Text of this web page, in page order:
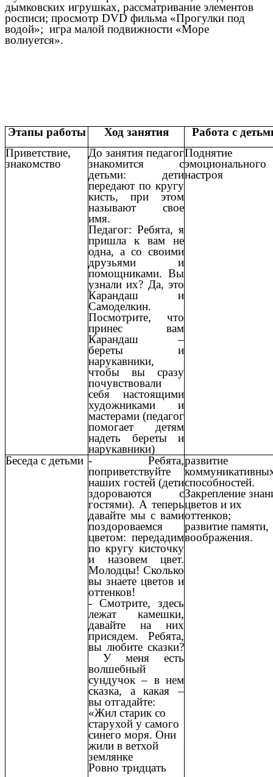
дымковских игрушках, рассматривание элементов
росписи; просмотр DVD фильма «Прогулки под
водой»; игра малой подвижности «Море
волнуется».
Этапы работы Ход занятия
Работа с
Приветствие,
знакомство
До занятия педагог
знакомится с
детьми: дети
передают по кругу
кисть, при этом
называют свое
имя.
Педагог: Ребята, я
пришла к вам не
одна, а со своими
друзьями и
помощниками. Вы
узнали их? Да, это
Карандаш и
Самоделкин.
Посмотрите, что
принес вам
Карандаш –
береты и
нарукавники,
чтобы вы сразу
почувствовали
себя настоящими
художниками и
мастерами (педагог
помогает детям
надеть береты и
нарукавники)
Поднятие
эмоционального
настроя
Беседа с детьми - Ребята,
поприветствуйте
наших гостей (дети
здороваются с
гостями). А теперь
давайте мы с вами
поздороваемся
цветом: передадим
по кругу кисточку
и назовем цвет.
Молодцы! Сколько
вы знаете цветов и
оттенков!
- Смотрите, здесь
лежат камешки,
давайте на них
присядем. Ребята,
вы любите сказки?
У меня есть
волшебный
сундучок – в нем
сказка, а какая –
вы отгадайте:
«Жил старик со
старухой у самого
синего моря. Они
жили в ветхой
землянке
Ровно тридцать
развитие
способностей.
Закрепление
цветов и их
оттенков;
развитие памяти,
воображения.